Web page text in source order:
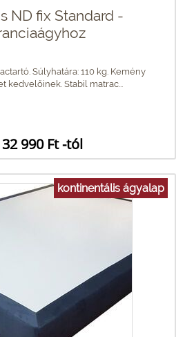
ND fix Standard -
Súlyhatára: 110 kg. Kemény
kedvelőinek. Stabil matrac...
990 Ft -tól
kontinentális ágyalap